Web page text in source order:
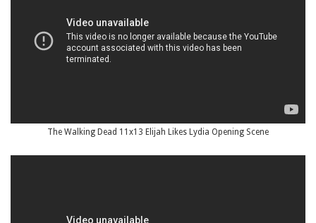
The Walking Dead 11x13 Elijah Likes Lydia Opening Scene